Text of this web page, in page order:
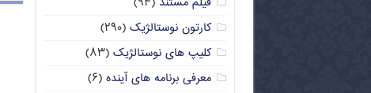
کارتون نوستالژیک (۲۹۰)
کلیپ های نوستالژیک (۸۳)
معرفی برنامه های آینده (۶)